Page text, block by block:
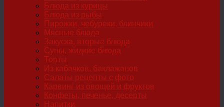
Блюда из курицы
Блюда из рыбы
Пирожки, чебуреки, блинчики
Мясные блюда
Закуска, вторые блюда
Супы, жидкие блюда
Торты
Из кабачков, баклажанов
Салаты рецепты с фото
Карвинг из овощей и фруктов
Конфеты, печенье, десерты
Напитки